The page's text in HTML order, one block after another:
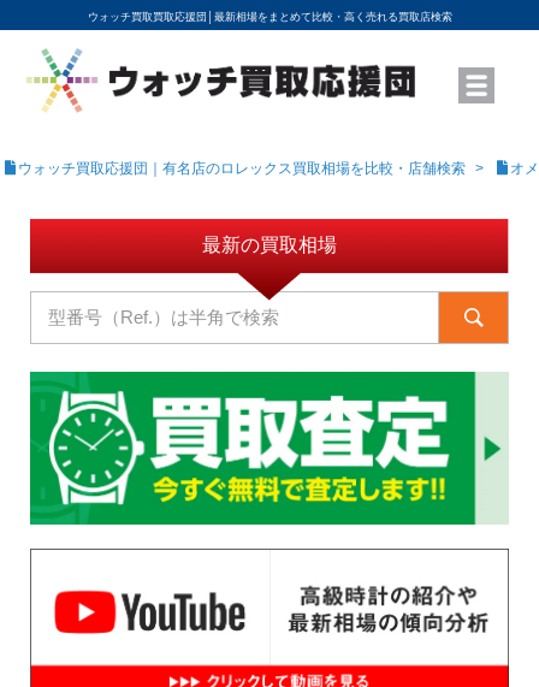
ウォッチ買取買取応援団│ 最新相場をまとめて比較・高く売れる買取店検索
YouTubeで動画を公開中
ROLEXモデル名から買取相場を調べる
高級時計ブランド名から買取相場を調べる
地域から買取店を探す
店舗名から買取店を探す
ブランド時計を高く売る方法
買取査定を依頼する
ウォッチ買取応援団｜有名店のロレックス買取相場を比較・店舗検索 オ
最新の買取相場